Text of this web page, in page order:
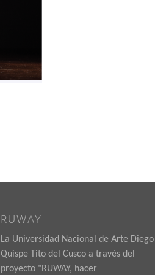
RUWAY
La Universidad Nacional de Arte Diego
Quispe Tito del Cusco a través del
proyecto "RUWAY, hacer